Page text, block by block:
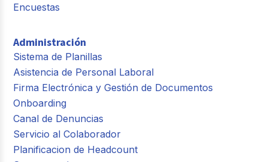
Encuestas
Administración
Sistema de Planillas
Asistencia de Personal Laboral
Firma Electrónica y Gestión de Documentos
Onboarding
Canal de Denuncias
Servicio al Colaborador
Planificacion de Headcount